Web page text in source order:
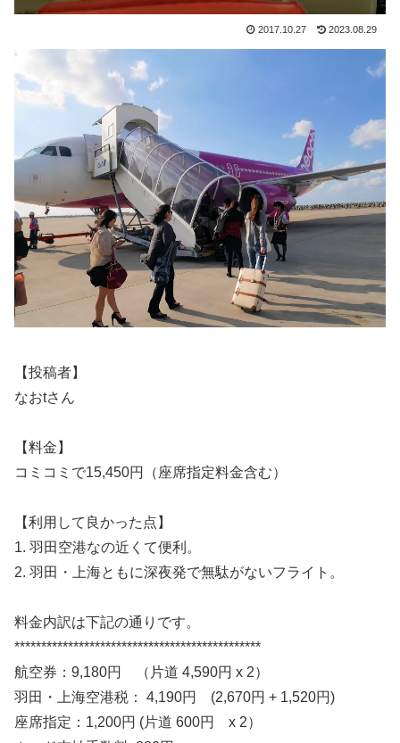
2017.10.27 2023.08.29
【投稿者】
なおtさん
【料金】
コミコミで15,450円（座席指定料金含む）
【利用して良かった点】
1. 羽田空港なの近くて便利。
2. 羽田・上海ともに深夜発で無駄がないフライト。
料金内訳は下記の通りです。
**********************************************
航空券：9,180円 （片道 4,590円 x 2）
羽田・上海空港税： 4,190円 (2,670円 + 1,520円)
座席指定：1,200円 (片道 600円 x 2）